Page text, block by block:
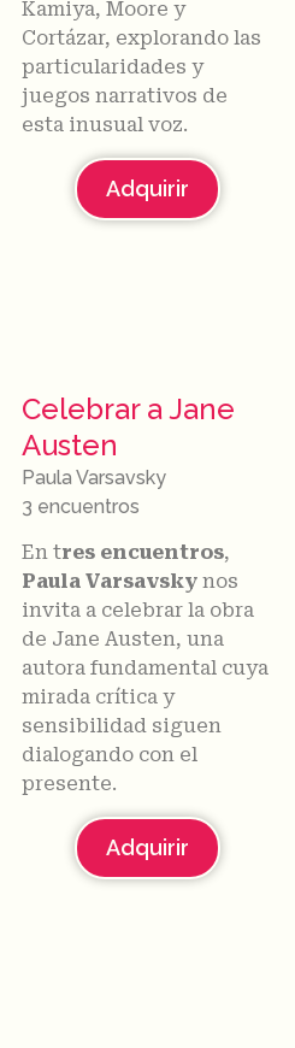
Kamiya, Moore y
Cortázar, explorando las
particularidades y
juegos narrativos de
esta inusual voz.
Adquirir
Celebrar a Jane
Austen
Paula Varsavsky
3 encuentros
En tres encuentros,
Paula Varsavsky nos
invita a celebrar la obra
de Jane Austen, una
autora fundamental cuya
mirada crítica y
sensibilidad siguen
dialogando con el
presente.
Adquirir